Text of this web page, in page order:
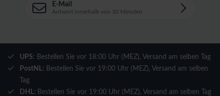
E-Mail
Antwort innerhalb von 30 Minuten
UPS: Bestellen Sie vor 18:00 Uhr (MEZ), Versand am selben Tag
PostNL: Bestellen Sie vor 19:00 Uhr (MEZ), Versand am selben
Tag
DHL: Bestellen Sie vor 19:00 Uhr (MEZ), Versand am selben Tag